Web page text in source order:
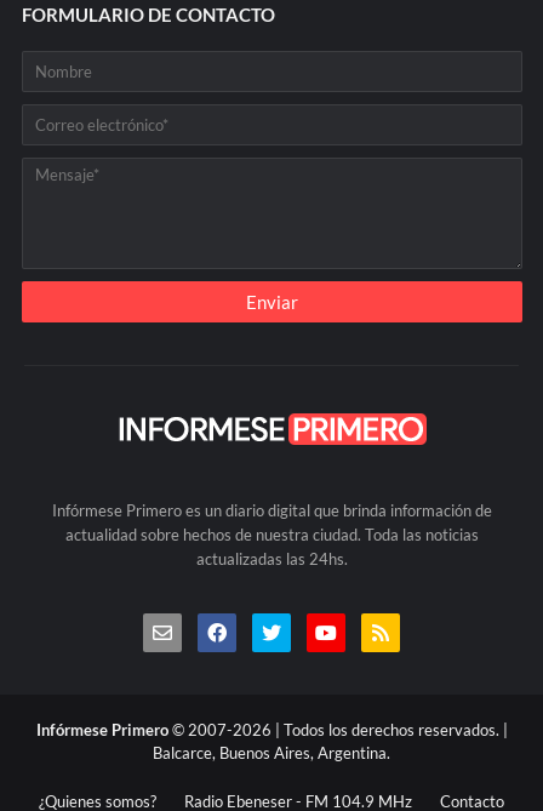
FORMULARIO DE CONTACTO
Infórmese Primero es un diario digital que brinda información de
actualidad sobre hechos de nuestra ciudad. Toda las noticias
actualizadas las 24hs.
Infórmese Primero© 2007-2026 | Todos los derechos reservados. |
Balcarce, Buenos Aires, Argentina.
¿Quienes somos? Radio Ebeneser - FM 104.9 MHz Contacto